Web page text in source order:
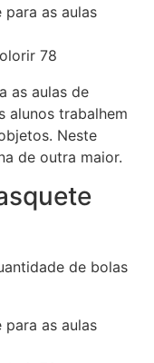
78
as aulas de
alunos trabalhem
Neste
de outra maior.
de bolas